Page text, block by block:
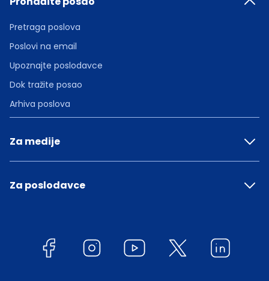
Pretraga poslova
Poslovi na email
Upoznajte poslodavce
Dok tražite posao
Arhiva poslova
Za medije
Za poslodavce